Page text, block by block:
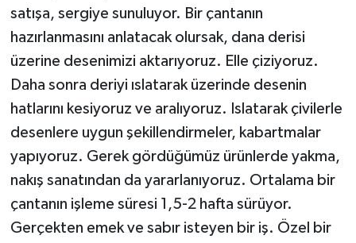
satışa, sergiye sunuluyor. Bir çantanın
hazırlanmasını anlatacak olursak, dana derisi
üzerine desenimizi aktarıyoruz. Elle çiziyoruz.
Daha sonra deriyi ıslatarak üzerinde desenin
hatlarını kesiyoruz ve aralıyoruz. Islatarak çivilerle
desenlere uygun şekillendirmeler, kabartmalar
yapıyoruz. Gerek gördüğümüz ürünlerde yakma,
nakış sanatından da yararlanıyoruz. Ortalama bir
çantanın işleme süresi 1,5-2 hafta sürüyor.
Gerçekten emek ve sabır isteyen bir iş. Özel bir